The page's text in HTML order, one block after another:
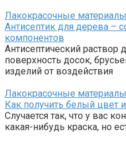
Лакокрасочные материалы
Антисептик для дерева –
компонентов
Антисептический
поверхность досок,
изделий от воздействия
Лакокрасочные материалы
Как получить белый цвет
Случается так, что у вас
какая-нибудь краска, но